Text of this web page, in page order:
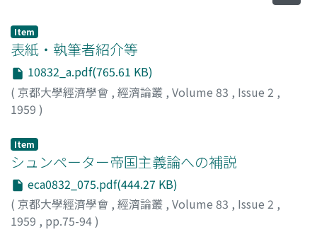
Item
表紙・執筆者紹介等
10832_a.pdf(765.61 KB)
( 京都大學經濟學會 , 經濟論叢 , Volume 83 , Issue 2 ,
1959 )
Item
シュンペーター帝国主義論への補説
eca0832_075.pdf(444.27 KB)
( 京都大學經濟學會 , 經濟論叢 , Volume 83 , Issue 2 ,
1959 , pp.75-94)